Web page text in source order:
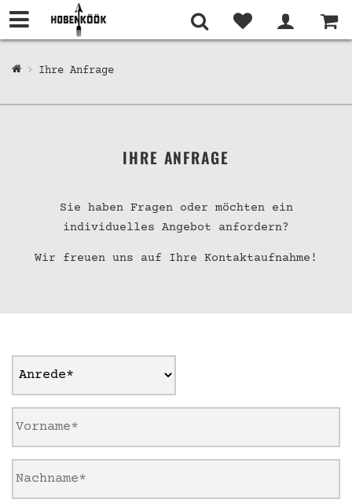
Ihre Anfrage
IHRE ANFRAGE
Sie haben Fragen oder möchten ein
individuelles Angebot anfordern?
Wir freuen uns auf Ihre Kontaktaufnahme!